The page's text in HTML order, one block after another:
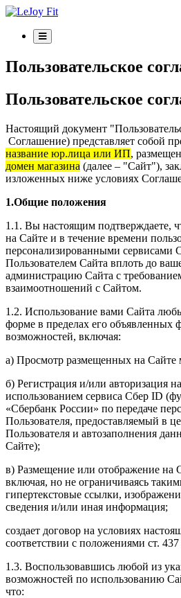
Пользовательское
Пользовательское
Настоящий документ
Соглашение) представляет собой
название юр.лица или ИП,
домен магазина (далее – "Сайт"),
изложенных ниже условиях
1.Общие положения
1.1. Вы настоящим подтверждаете,
на Сайте и в течение времени
персонализированными сервисами
Пользователем Сайта вплоть до
администрацию Сайта с
взаимоотношений с Сайтом.
1.2. Использование вами Сайта
форме в пределах его объявленных
возможностей, включая:
а) Просмотр размещенных на Сайте
б) Регистрация и/или авторизация
использованием сервиса Сбер ID
«Сбербанк России» по передаче
Пользователя, предоставляемый в
Пользователя и автозаполнения
Сайте);
в) Размещение или отображение на
включая, но не ограничиваясь
гипертекстовые ссылки,
сведения и/или иная информация;
создает договор на условиях
соответствии с положениями ст.
1.3. Воспользовавшись любой из
возможностей по использованию
что: